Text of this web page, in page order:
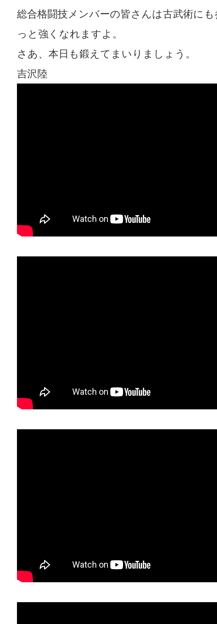
総合格闘技メンバーの皆さんは古武術に
っと強くなれますよ。
さあ、本日も鍛えてまいりましょう。
吉沢陸